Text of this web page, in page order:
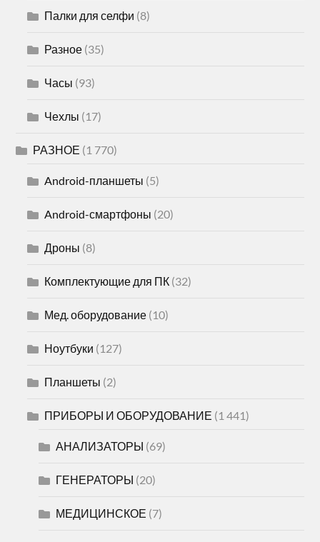
Палки для селфи (8)
Разное (35)
Часы (93)
Чехлы (17)
РАЗНОЕ (1 770)
Android-планшеты (5)
Android-смартфоны (20)
Дроны (8)
Комплектующие для ПК (32)
Мед. оборудование (10)
Ноутбуки (127)
Планшеты (2)
ПРИБОРЫ И ОБОРУДОВАНИЕ (1 441)
АНАЛИЗАТОРЫ (69)
ГЕНЕРАТОРЫ (20)
МЕДИЦИНСКОЕ (7)